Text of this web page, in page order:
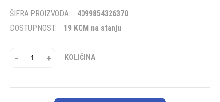
ŠIFRA PROIZVODA:
4099854326370
DOSTUPNOST:
19 KOM na stanju
- + KOLIČINA